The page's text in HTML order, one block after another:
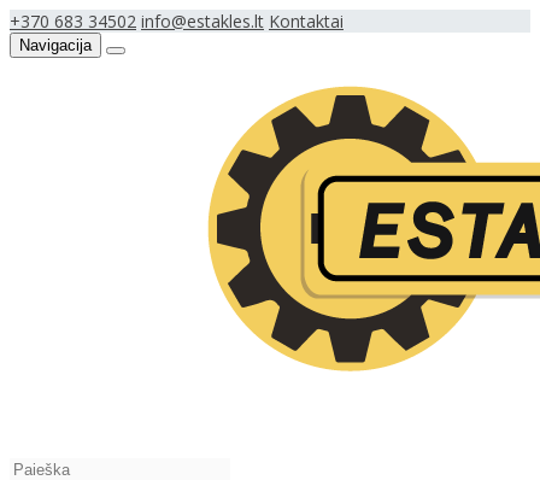
+370 683 34502 info@estakles.lt Kontaktai
Navigacija